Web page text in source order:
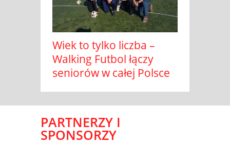
Wiek to tylko liczba –
Walking Futbol łączy
seniorów w całej Polsce
PARTNERZY I
SPONSORZY